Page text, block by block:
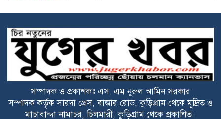
২০ আগস্ট রাষ্ট্রপতি নির্বাচন
ফ্যাসিবাদবিরোধী আন্দোলনে হত্যাকাণ্ডের
বিচার হবে স্বচ্ছ ও নিরপেক্ষ: প্রধানমন্ত্রী
সম্পাদক ও প্রকাশকঃ এস, এম নুরুল আমিন সরকার
সম্পাদক কর্তৃক সারদা প্রেস, বাজার রোড, কুড়িগ্রাম থেকে মূদ্রিত ও
মাচাবান্দা নামাচর, চিলমারী, কুড়িগ্রাম থেকে প্রকাশিত।